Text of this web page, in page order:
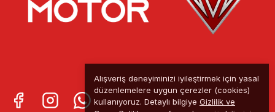
Alışveriş deneyiminizi iyileştirmek için yasal
düzenlemelere uygun çerezler (cookies)
kullanıyoruz. Detaylı bilgiye Gizlilik ve